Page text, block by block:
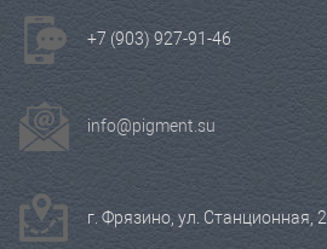
+7 (903) 927-91-46
info@pigment.su
г. Фрязино, ул. Станционная, 2